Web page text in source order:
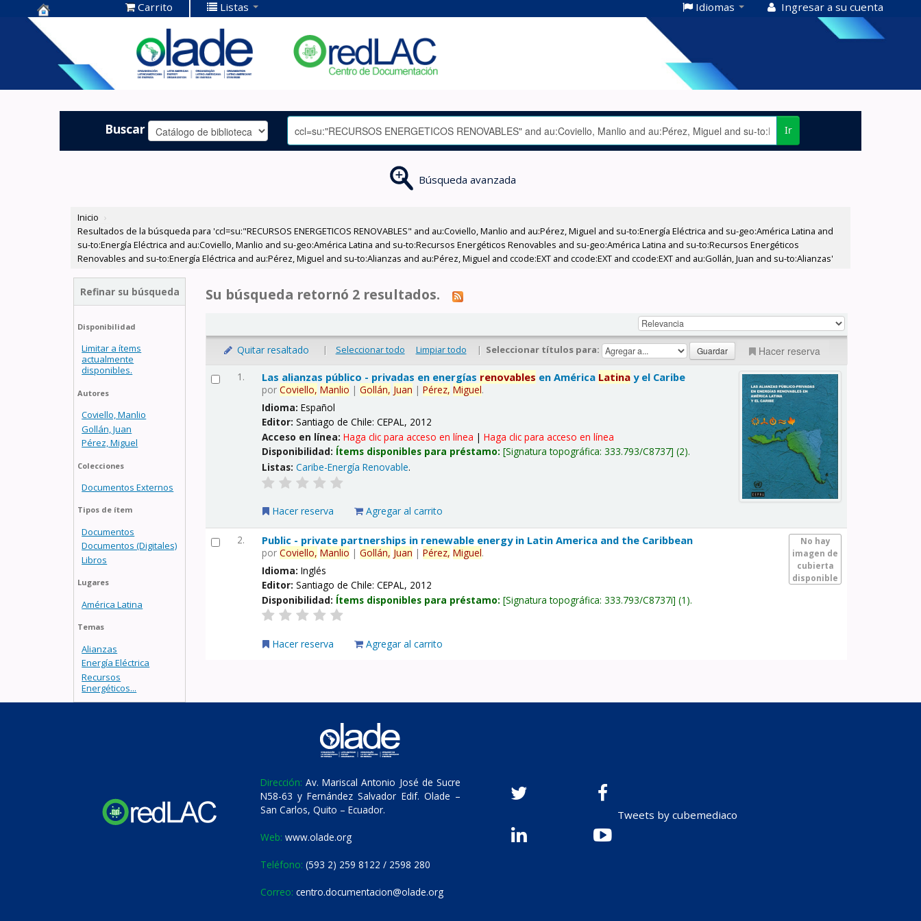
Centro de
Documentación
OLADE -
Carrito Listas Idiomas Ingresar a su cuenta
Buscar Ir
Búsqueda avanzada
Inicio ›
Resultados de la búsqueda para 'ccl=su:"RECURSOS ENERGETICOS RENOVABLES" and au:Coviello, Manlio and au:Pérez, Miguel and su-to:Energía Eléctrica and su-geo:América Latina and
su-to:Energía Eléctrica and au:Coviello, Manlio and su-geo:América Latina and su-to:Recursos Energéticos Renovables and su-geo:América Latina and su-to:Recursos Energéticos
Renovables and su-to:Energía Eléctrica and au:Pérez, Miguel and su-to:Alianzas and au:Pérez, Miguel and ccode:EXT and ccode:EXT and ccode:EXT and au:Gollán, Juan and su-to:Alianzas'
Refinar su búsqueda
Disponibilidad
Limitar a ítems
actualmente
disponibles.
Autores
Coviello, Manlio
Gollán, Juan
Pérez, Miguel
Colecciones
Documentos Externos
Tipos de ítem
Documentos
Documentos (Digitales)
Libros
Lugares
América Latina
Temas
Alianzas
Energía Eléctrica
Recursos
Energéticos...
Su búsqueda retornó 2 resultados.
Quitar resaltado | Seleccionar todo Limpiar todo | Seleccionar títulos para: Hacer reserva
1. Las alianzas público - privadas en energías renovables en América Latina y el Caribe
porCoviello, Manlio |Gollán, Juan |Pérez, Miguel.
Idioma:Español
Editor:Santiago de Chile: CEPAL, 2012
Acceso en línea:Haga clic para acceso en línea |Haga clic para acceso en línea
Disponibilidad: Ítems disponibles para préstamo: Signatura topográfica:333.793/C8737 (2).
Listas: Caribe-Energía Renovable.
Hacer reserva Agregar al carrito
2.
No hay
imagen de
cubierta
disponible
Public - private partnerships in renewable energy in Latin America and the Caribbean
porCoviello, Manlio |Gollán, Juan |Pérez, Miguel.
Idioma:Inglés
Editor:Santiago de Chile: CEPAL, 2012
Disponibilidad: Ítems disponibles para préstamo: Signatura topográfica:333.793/C8737i (1).
Hacer reserva Agregar al carrito
Dirección: Av. Mariscal Antonio José de Sucre
N58-63 y Fernández Salvador Edif. Olade –
San Carlos, Quito – Ecuador.
Web: www.olade.org
Teléfono: (593 2) 259 8122 / 2598 280
Correo: centro.documentacion@olade.org
Tweets by cubemediaco